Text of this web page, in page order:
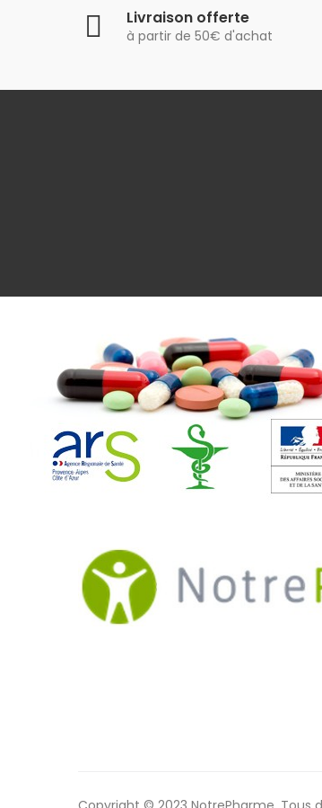
Livraison offerte
à partir de 50€ d'achat